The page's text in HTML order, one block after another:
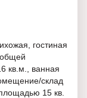
гостиная
кв.м., ванная
склад
15 кв.